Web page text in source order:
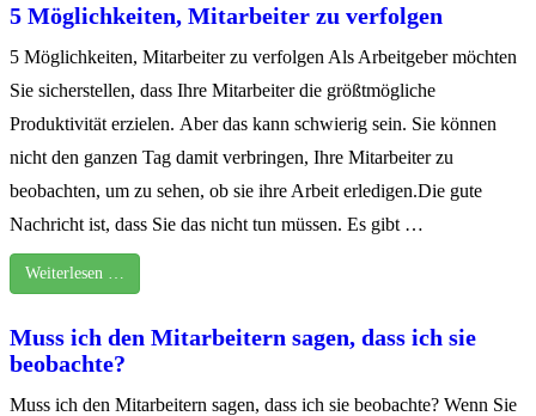
5 Möglichkeiten, Mitarbeiter zu verfolgen
5 Möglichkeiten, Mitarbeiter zu verfolgen Als Arbeitgeber möchten
Sie sicherstellen, dass Ihre Mitarbeiter die größtmögliche
Produktivität erzielen. Aber das kann schwierig sein. Sie können
nicht den ganzen Tag damit verbringen, Ihre Mitarbeiter zu
beobachten, um zu sehen, ob sie ihre Arbeit erledigen.Die gute
Nachricht ist, dass Sie das nicht tun müssen. Es gibt …
Weiterlesen …
Muss ich den Mitarbeitern sagen, dass ich sie
beobachte?
Muss ich den Mitarbeitern sagen, dass ich sie beobachte? Wenn Sie